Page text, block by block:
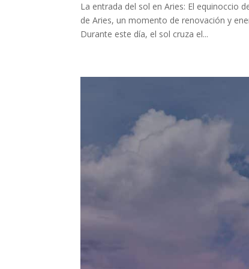
La entrada del sol en Aries: El equinoccio
de Aries, un momento de renovación y
Durante este día, el sol cruza el...